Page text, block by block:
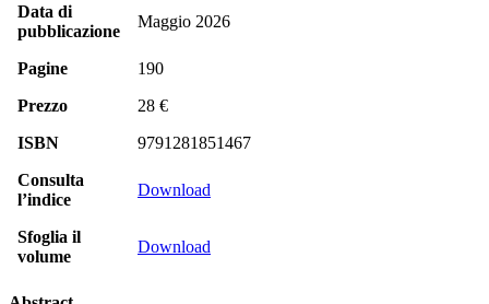
Data di
pubblicazione
Maggio 2026
Pagine
190
Prezzo
28 €
ISBN
9791281851467
Consulta
l’indice
Download
Sfoglia il
volume
Download